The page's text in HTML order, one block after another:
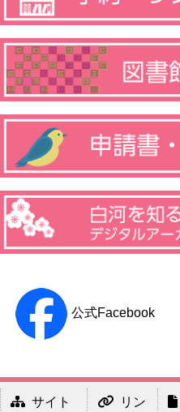
公式Facebook
サイト リン